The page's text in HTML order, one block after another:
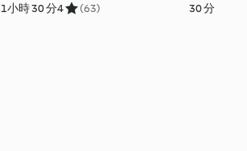
1小時 30 分4 (63) 30 分